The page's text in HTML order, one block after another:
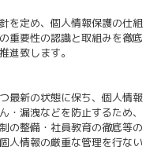
を定め、個人情報保護の仕組
重要性の認識と取組みを徹底
進致します。
最新の状態に保ち、個人情報
・漏洩などを防止するため、
の整備・社員教育の徹底等の
人情報の厳重な管理を行ない